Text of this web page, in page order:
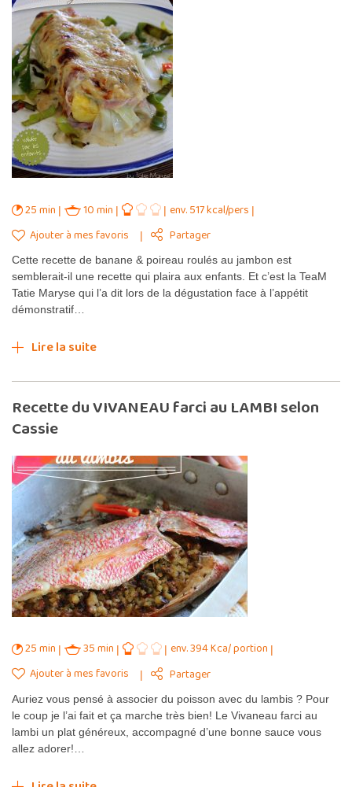
25 min 10 min
env. 517 kcal/pers
Ajouter à mes favoris
Partager
Cette recette de banane & poireau roulés au jambon est
semblerait-il une recette qui plaira aux enfants. Et c’est la TeaM
Tatie Maryse qui l’a dit lors de la dégustation face à l’appétit
démonstratif…
Lire la suite
Recette du VIVANEAU farci au LAMBI selon
Cassie
25 min 35 min
env. 394 Kca/ portion
Ajouter à mes favoris
Partager
Auriez vous pensé à associer du poisson avec du lambis ? Pour
le coup je l’ai fait et ça marche très bien! Le Vivaneau farci au
lambi un plat généreux, accompagné d’une bonne sauce vous
allez adorer!…